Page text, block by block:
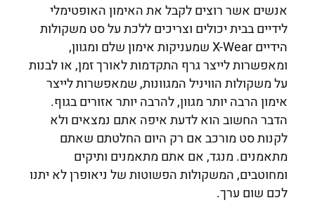
אנשים אשר רוצים לקבל את האימון האופטימלי
לידיים בבית יכולים וצריכים ללכת על סט משקולות
הידיים X-Wear שמעניקות אימון שלם ומגוון,
ומאפשרות לייצר גרף התקדמות לאורך זמן, או לבנות
על משקולות הוויניל המגוונות, שמאפשרות לייצר
אימון הרבה יותר מגוון, להרבה יותר אזורים בגוף.
הדבר החשוב הוא לדעת איפה אתם נמצאים ולא
לקנות סט מורכב אם רק היום החלטתם שאתם
מתאמנים. מנגד, אם אתם מתאמנים ותיקים
ומחוטבים, המשקולות הפשוטות של ניאופרן לא יתנו
לכם שום ערך.